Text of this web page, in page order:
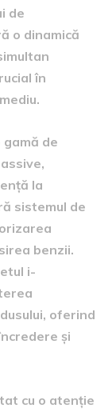
de
o dinamică
în
gamă de
la
sistemul de
benzii.
i-
oferind
și
cu o atenție